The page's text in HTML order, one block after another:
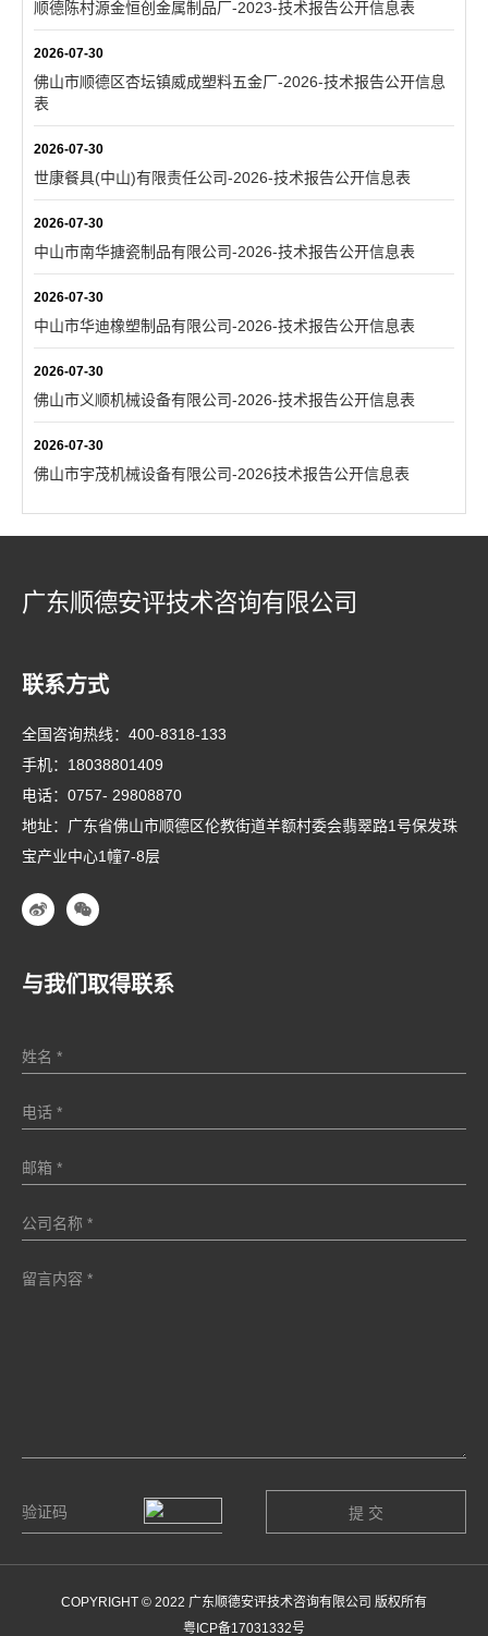
顺德陈村源金恒创金属制品厂-2023-技术报告公开信息表
2026-07-30
佛山市顺德区杏坛镇威成塑料五金厂-2026-技术报告公开信息
表
2026-07-30
世康餐具(中山)有限责任公司-2026-技术报告公开信息表
2026-07-30
中山市南华搪瓷制品有限公司-2026-技术报告公开信息表
2026-07-30
中山市华迪橡塑制品有限公司-2026-技术报告公开信息表
2026-07-30
佛山市义顺机械设备有限公司-2026-技术报告公开信息表
2026-07-30
佛山市宇茂机械设备有限公司-2026技术报告公开信息表
广东顺德安评技术咨询有限公司
联系方式
全国咨询热线： 400-8318-133
手机： 18038801409
电话： 0757- 29808870
地址：广东省佛山市顺德区伦教街道羊额村委会翡翠路1号保发珠
宝产业中心1幢7-8层
与我们取得联系
COPYRIGHT © 2022 广东顺德安评技术咨询有限公司 版权所有
粤ICP备17031332号